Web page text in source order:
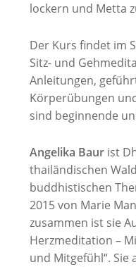
lockern und Metta
Der Kurs findet im
Sitz- und
Anleitungen,
Körperübungen
sind beginnende
Angelika Baurist
thailändischen
buddhistischen
2015 von Marie
zusammen ist sie
Herzmeditation –
und Mitgefühl“. Sie